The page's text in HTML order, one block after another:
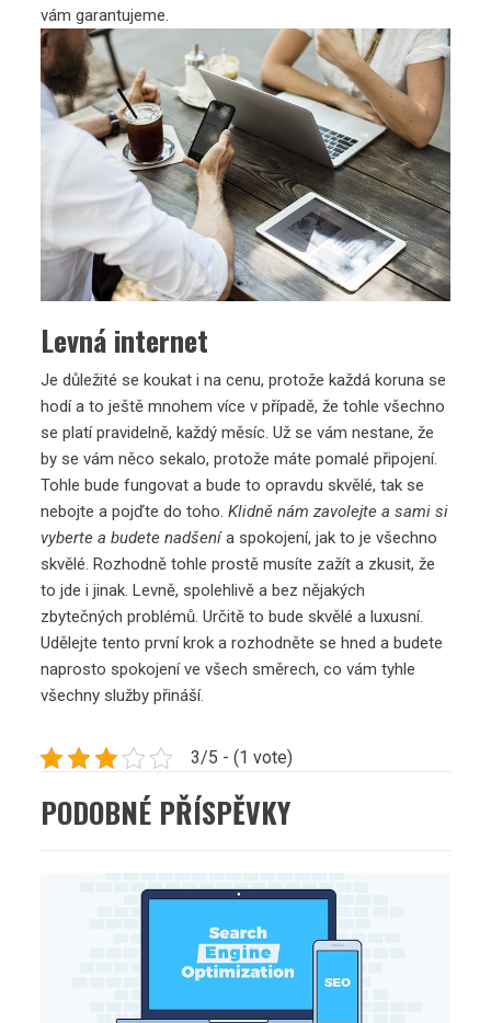
vám garantujeme.
Levná internet
Je důležité se koukat i na cenu, protože každá koruna se
hodí a to ještě mnohem více v případě, že tohle všechno
se platí pravidelně, každý měsíc. Už se vám nestane, že
by se vám něco sekalo, protože máte pomalé připojení.
Tohle bude fungovat a bude to opravdu skvělé, tak se
nebojte a pojďte do toho.Klidně nám zavolejte a sami si
vyberte a budete nadšenía spokojení, jak to je všechno
skvělé. Rozhodně tohle prostě musíte zažít a zkusit, že
to jde i jinak. Levně, spolehlivě a bez nějakých
zbytečných problémů. Určitě to bude skvělé a luxusní.
Udělejte tento první krok a rozhodněte se hned a budete
naprosto spokojení ve všech směrech, co vám tyhle
všechny služby přináší.
3/5 - (1 vote)
PODOBNÉ PŘÍSPĚVKY